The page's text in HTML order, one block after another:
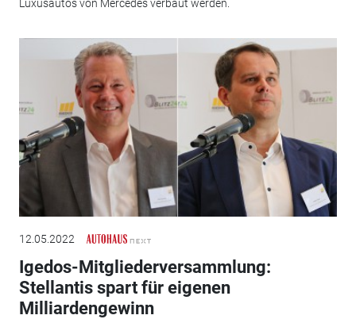
Luxusautos von Mercedes verbaut werden.
12.05.2022
Igedos-Mitgliederversammlung:
Stellantis spart für eigenen
Milliardengewinn